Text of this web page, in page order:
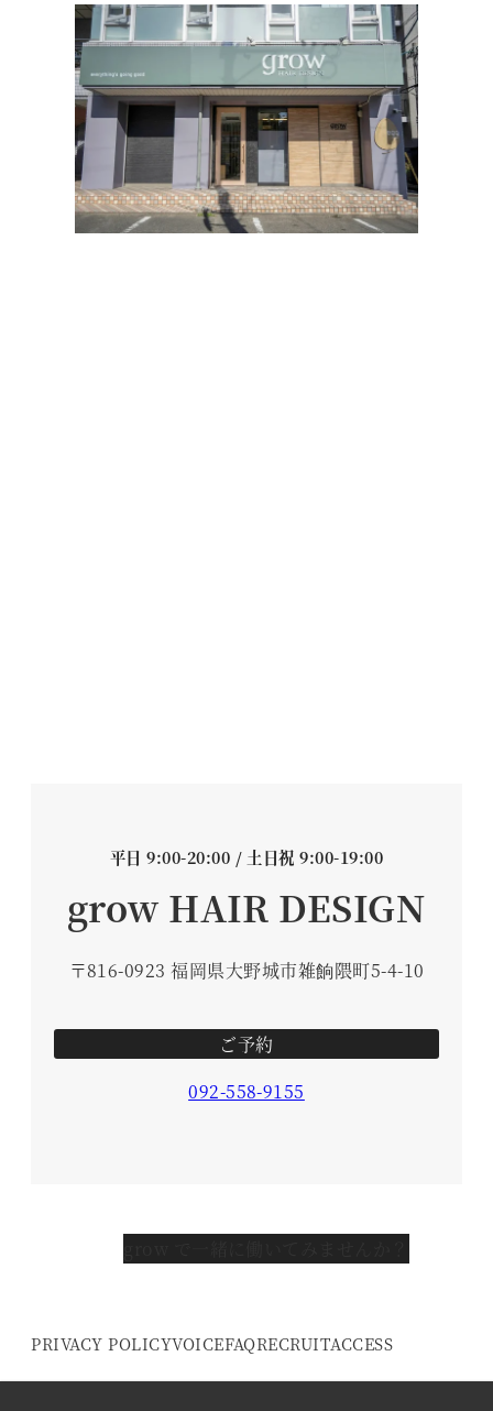
平日 9:00-20:00 / 土日祝 9:00-19:00
grow HAIR DESIGN
〒816-0923 福岡県大野城市雑餉隈町5-4-10
ご予約
092-558-9155
PRIVACY POLICYVOICEFAQRECRUITACCESS